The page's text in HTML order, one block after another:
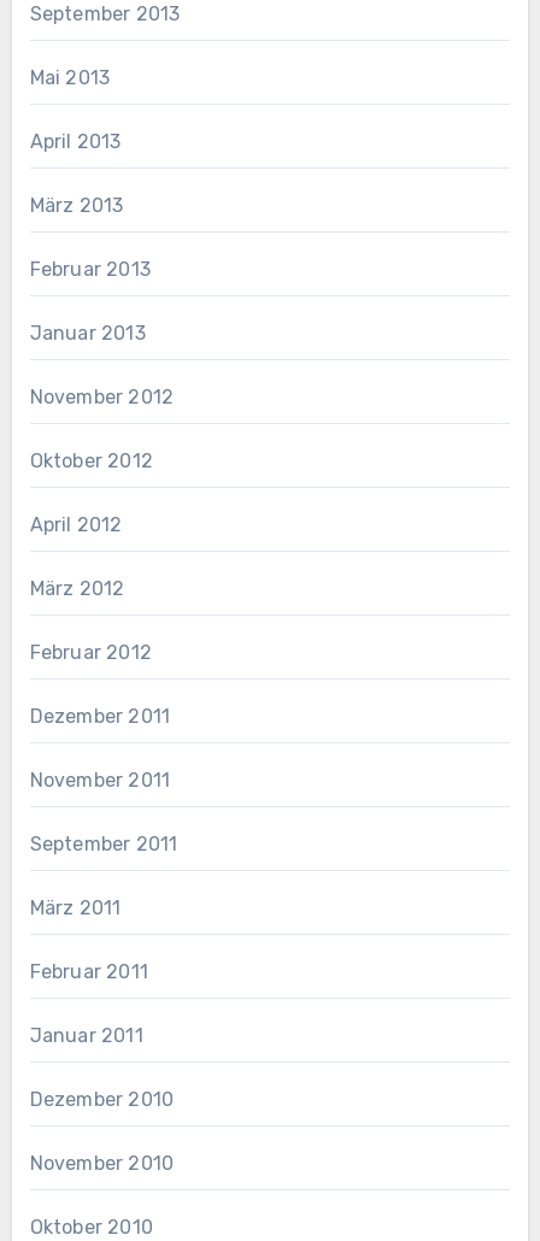
September 2013
Mai 2013
April 2013
März 2013
Februar 2013
Januar 2013
November 2012
Oktober 2012
April 2012
März 2012
Februar 2012
Dezember 2011
November 2011
September 2011
März 2011
Februar 2011
Januar 2011
Dezember 2010
November 2010
Oktober 2010